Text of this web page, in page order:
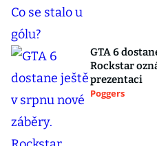
GTA 6
Rockstar
prezentaci
Poggers